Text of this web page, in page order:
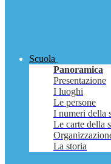
Scuola
Panoramica
Presentazione
I luoghi
Le persone
I numeri della
Le carte della
La storia